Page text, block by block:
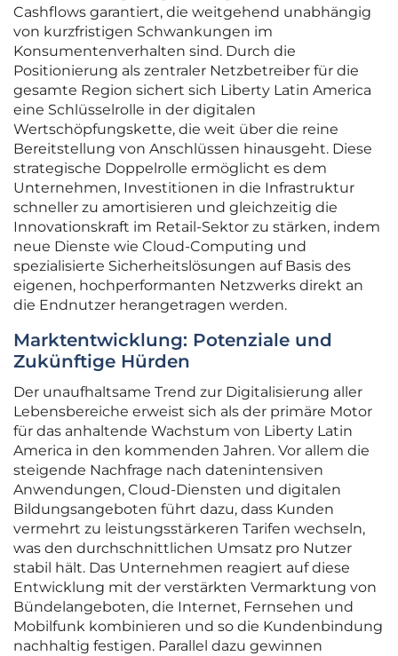
Cashflows garantiert, die weitgehend unabhängig
von kurzfristigen Schwankungen im
Konsumentenverhalten sind. Durch die
Positionierung als zentraler Netzbetreiber für die
gesamte Region sichert sich Liberty Latin America
eine Schlüsselrolle in der digitalen
Wertschöpfungskette, die weit über die reine
Bereitstellung von Anschlüssen hinausgeht. Diese
strategische Doppelrolle ermöglicht es dem
Unternehmen, Investitionen in die Infrastruktur
schneller zu amortisieren und gleichzeitig die
Innovationskraft im Retail-Sektor zu stärken, indem
neue Dienste wie Cloud-Computing und
spezialisierte Sicherheitslösungen auf Basis des
eigenen, hochperformanten Netzwerks direkt an
die Endnutzer herangetragen werden.
Marktentwicklung: Potenziale und
Zukünftige Hürden
Der unaufhaltsame Trend zur Digitalisierung aller
Lebensbereiche erweist sich als der primäre Motor
für das anhaltende Wachstum von Liberty Latin
America in den kommenden Jahren. Vor allem die
steigende Nachfrage nach datenintensiven
Anwendungen, Cloud-Diensten und digitalen
Bildungsangeboten führt dazu, dass Kunden
vermehrt zu leistungsstärkeren Tarifen wechseln,
was den durchschnittlichen Umsatz pro Nutzer
stabil hält. Das Unternehmen reagiert auf diese
Entwicklung mit der verstärkten Vermarktung von
Bündelangeboten, die Internet, Fernsehen und
Mobilfunk kombinieren und so die Kundenbindung
nachhaltig festigen. Parallel dazu gewinnen